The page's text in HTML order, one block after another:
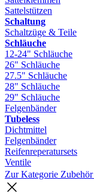
Sattelstützen
Schaltung
Schaltzüge & Teile
Schläuche
12-24" Schläuche
26" Schläuche
27.5" Schläuche
28" Schläuche
29" Schläuche
Felgenbänder
Tubeless
Dichtmittel
Felgenbänder
Reifenreperatursets
Ventile
Zur Kategorie Zubehör